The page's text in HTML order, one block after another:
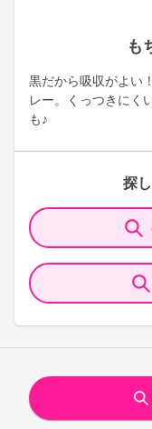
も
黒だから吸収がよい
レー。くっつきにく
も♪
探